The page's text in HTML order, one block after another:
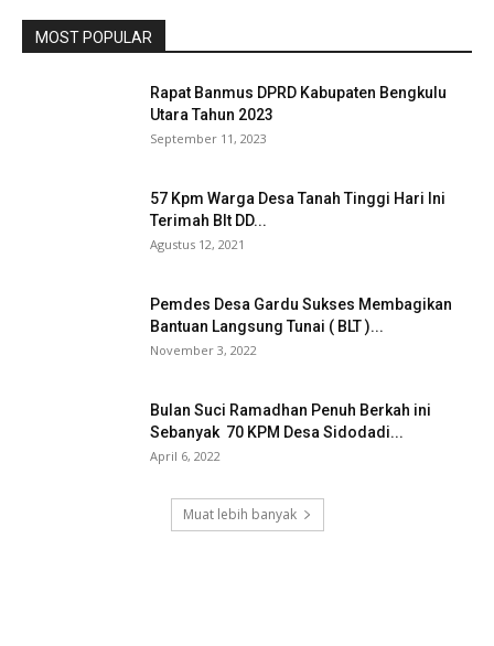
MOST POPULAR
Rapat Banmus DPRD Kabupaten Bengkulu
Utara Tahun 2023
September 11, 2023
57 Kpm Warga Desa Tanah Tinggi Hari Ini
Terimah Blt DD...
Agustus 12, 2021
Pemdes Desa Gardu Sukses Membagikan
Bantuan Langsung Tunai ( BLT )...
November 3, 2022
Bulan Suci Ramadhan Penuh Berkah ini
Sebanyak 70 KPM Desa Sidodadi...
April 6, 2022
Muat lebih banyak